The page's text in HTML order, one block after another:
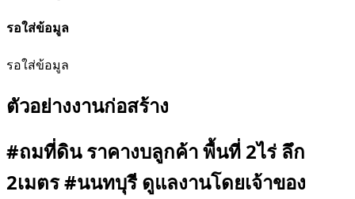
รอใส่ข้อมูล
รอใส่ข้อมูล
ตัวอย่างงานก่อสร้าง
#ถมที่ดิน ราคางบลูกค้า พื้นที่ 2ไร่ ลึก
2เมตร #นนทบุรี ดูแลงานโดยเจ้าของ